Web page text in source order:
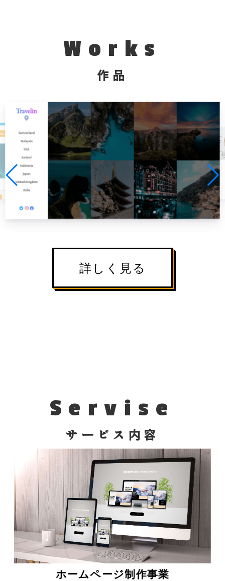
Works
作品
詳しく見る
Servise
サービス内容
ホームページ制作事業